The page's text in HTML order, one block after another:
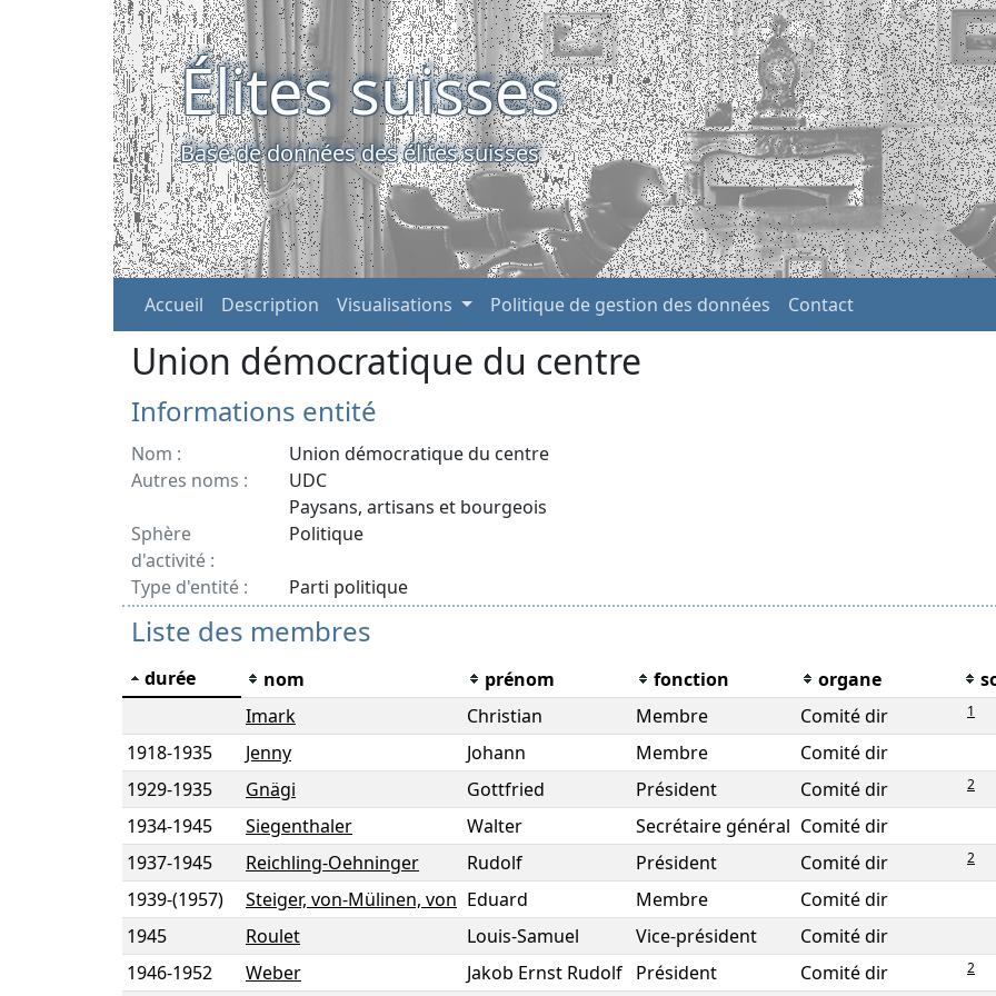
Élites suisses
Base de données des élites suisses
Accueil Description Visualisations Politique de gestion des données Contact
Union démocratique du centre
Informations entité
Nom :
Union démocratique du centre
Autres noms :
UDC
Paysans, artisans et bourgeois
Sphère
d'activité :
Politique
Type d'entité : Parti politique
Liste des membres
durée nom prénom fonction organe
Imark
Christian Membre Comité dir 1
1918-1935 Jenny Johann Membre
Comité dir
1929-1935 Gnägi Gottfried Président Comité dir 2
1934-1945 Siegenthaler Walter Secrétaire général Comité dir
1937-1945 Reichling-Oehninger Rudolf Président Comité dir 2
1939-(1957) Steiger, von-Mülinen, von Eduard Membre
Comité dir
1945
Roulet Louis-Samuel Vice-président
Comité dir
1946-1952 Weber Jakob Ernst Rudolf Président Comité dir 2